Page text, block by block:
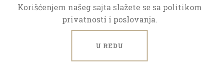
Korišćenjem našeg sajta slažete se sa politikom
privatnosti i poslovanja.
U REDU
3.0 72 m2 8/10
Stan na odličnoj lokaciji